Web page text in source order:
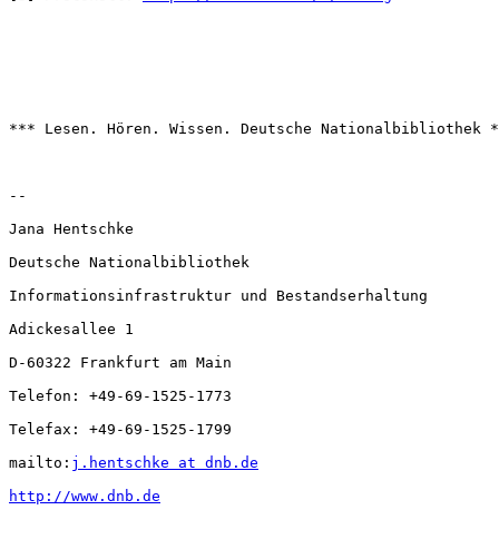
*** Lesen. Hören. Wissen. Deutsche Nationalbibliothek
--
Jana Hentschke
Deutsche Nationalbibliothek
Informationsinfrastruktur und Bestandserhaltung
Adickesallee 1
D-60322 Frankfurt am Main
Telefon: +49-69-1525-1773
Telefax: +49-69-1525-1799
mailto: j.hentschke at dnb.de
http://www.dnb.de